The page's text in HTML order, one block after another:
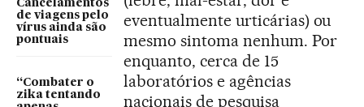
Cancelamentos
de viagens pelo
vírus ainda são
pontuais
“Combater o
zika tentando
eventualmente urticárias) ou
mesmo sintoma nenhum. Por
enquanto, cerca de 15
laboratórios e agências
nacionais de pesquisa